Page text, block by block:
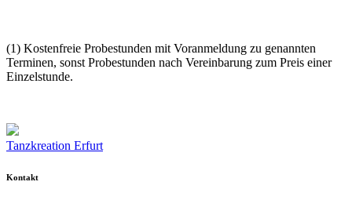
(1) Kostenfreie Probestunden mit Voranmeldung zu genannten
Terminen, sonst Probestunden nach Vereinbarung zum Preis einer
Einzelstunde.
Tanzkreation Erfurt
Kontakt